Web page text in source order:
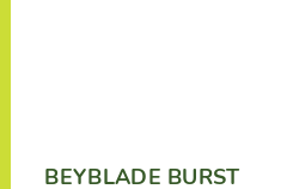
BEYBLADE BURST